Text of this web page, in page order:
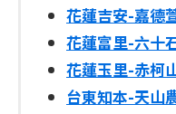
花蓮吉安-嘉德
花蓮富里-六十
花蓮玉里-赤柯
台東知本-天山